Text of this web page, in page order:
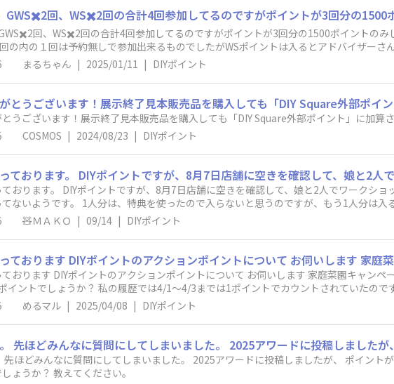
回、WS✖️2回の合計4回参加してるのですがポイントが3回分の1500ポイントの
の内の１回は予約無しで参加出来るものでしたがWSポイントは入るとアドバイザーさ
まるちゃん | 2025/01/11 | DIYポイント
とうございます！展示終了見本販売品を購入しても「DIY Square外部ポイ
うございます！展示終了見本販売品を購入しても「DIY Square外部ポイント」に加算
COSMOS | 2024/08/23 | DIYポイント
おります。 DIYポイントですが、8月7日店舗に空きを確認して、娘と2人でワークシ
ないようです。 1人分は、特典を使ったので入らないと思うのですが、もう1人分は
うか？お手数ですが、確認お願い致します。
🧸ＭＡＫＯ | 09/14 | DIYポイント
おります DIYポイントのアクションポイントについて お伺いします 家庭菜園キャン
イントでしょうか？ 私の履歴では4/1〜4/3までは1ポイントでカウントされていたの
が正しいのでしょうか？
めるマル | 2025/04/08 | DIYポイント
先ほどみんなに質問にしてしまいました。 2025アワードに投稿しましたが、 ポイント
ょうか？ 教えてください。